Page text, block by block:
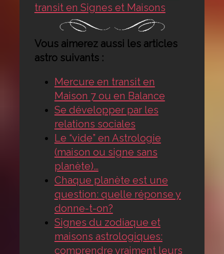
transit en Signes et Maisons
Vous aimerez aussi les articles
astro suivants :
Mercure en transit en
Maison 7 ou en Balance
Se développer par les
relations sociales
Le “vide” en Astrologie
(maison ou signe sans
planète)…
Chaque planète est une
question: quelle réponse y
donne-t-on?
Signes du zodiaque et
maisons astrologiques:
comprendre vraiment leurs